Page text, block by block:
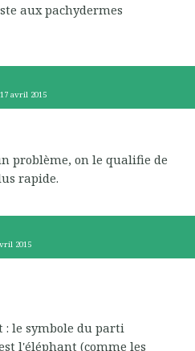
aux pachydermes
avril 2015
problème, on le qualifie de
rapide.
2015
: le symbole du parti
l'éléphant (comme les